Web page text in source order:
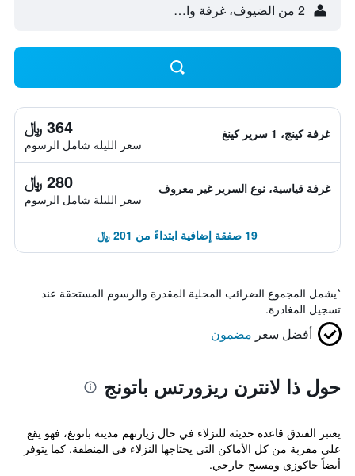
2 من الضيوف، غرفة واحدة
غرفة كينج، 1 سرير كينغ 364 ﷼
سعر الليلة شامل الرسوم
غرفة قياسية، نوع السرير غير معروف 280 ﷼
سعر الليلة شامل الرسوم
19 صفقة إضافية ابتداءً من 201 ﷼
*يشمل المجموع الضرائب المحلية المقدرة والرسوم المستحقة عند
تسجيل المغادرة.
أفضل سعر مضمون
حول ذا لانترن ريزورتس باتونج
يعتبر الفندق قاعدة حديثة للنزلاء في حال زيارتهم مدينة باتونغ، فهو يقع
على مقربة من كل الأماكن التي يحتاجها النزلاء في المنطقة. كما يتوفر
أيضاً جاكوزي ومسبح خارجي.